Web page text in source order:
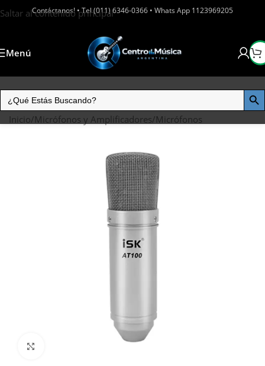
Saltar al contenido principal
Contáctanos! • Tel (011) 6346-0366 • Whats App 1123969205
Menú
Inicio/Micrófonos y Amplificadores/Micrófonos
Haga clic para ampliar